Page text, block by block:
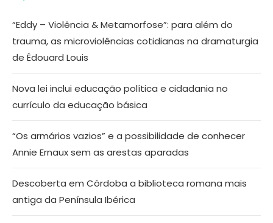
“Eddy – Violência & Metamorfose”: para além do
trauma, as microviolências cotidianas na dramaturgia
de Édouard Louis
Nova lei inclui educação política e cidadania no
currículo da educação básica
“Os armários vazios” e a possibilidade de conhecer
Annie Ernaux sem as arestas aparadas
Descoberta em Córdoba a biblioteca romana mais
antiga da Península Ibérica